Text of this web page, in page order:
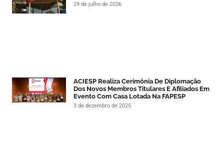
29 de julho de 2026
ACIESP Realiza Cerimônia De Diplomação
Dos Novos Membros Titulares E Afiliados Em
Evento Com Casa Lotada Na FAPESP
3 de dezembro de 2025